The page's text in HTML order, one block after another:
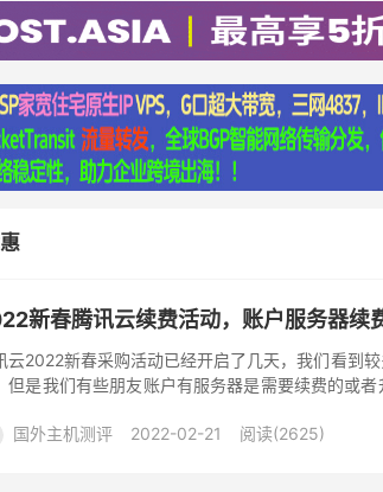
新春腾讯云续费活动，账户服务器续
云2022新春采购活动已经开启了几天，我们看到
但是我们有些朋友账户有服务器是需要续费的或
国外主机测评
2022-02-21 阅读(2625)